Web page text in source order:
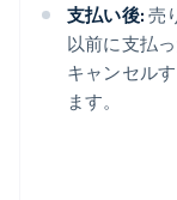
支払い後: 売
以前に支払
キャンセル
ます。